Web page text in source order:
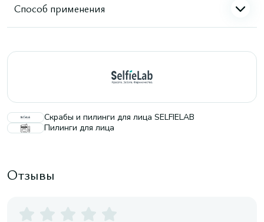
Способ применения
Скрабы и пилинги для лица SELFIELAB
Пилинги для лица
Отзывы